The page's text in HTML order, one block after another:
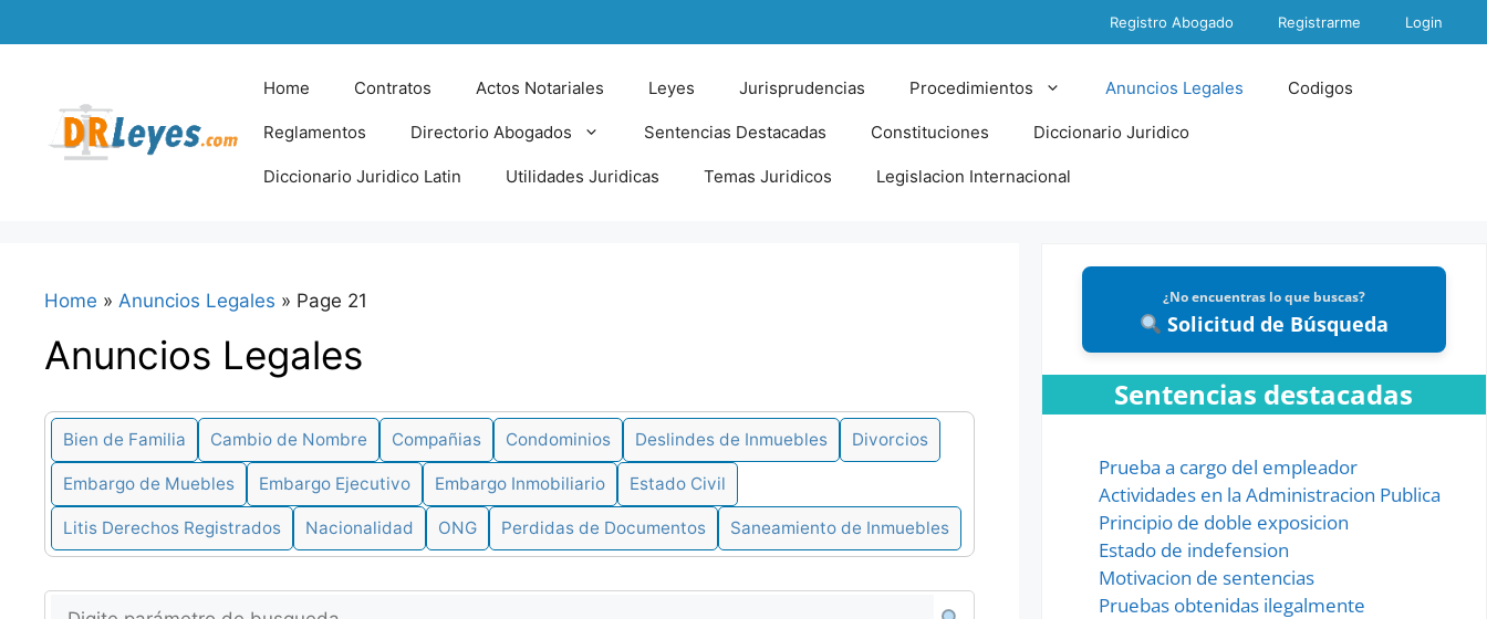
to
Registro Abogado Registrarme Login
Home Contratos Actos Notariales Leyes Jurisprudencias Procedimientos Anuncios Legales Codigos
Reglamentos Directorio Abogados Sentencias Destacadas Constituciones Diccionario Juridico
Diccionario Juridico Latin Utilidades Juridicas Temas Juridicos Legislacion Internacional
Home » Anuncios Legales » Page 21
Anuncios Legales
Bien de Familia Cambio de Nombre Compañias Condominios Deslindes de Inmuebles Divorcios
Embargo de Muebles Embargo Ejecutivo Embargo Inmobiliario Estado Civil
Litis Derechos Registrados Nacionalidad ONG Perdidas de Documentos Saneamiento de Inmuebles
¿No encuentras lo que buscas?
Solicitud de Búsqueda
Sentencias destacadas
Prueba a cargo del empleador
Actividades en la Administracion Publica
Principio de doble exposicion
Estado de indefension
Motivacion de sentencias
Pruebas obtenidas ilegalmente